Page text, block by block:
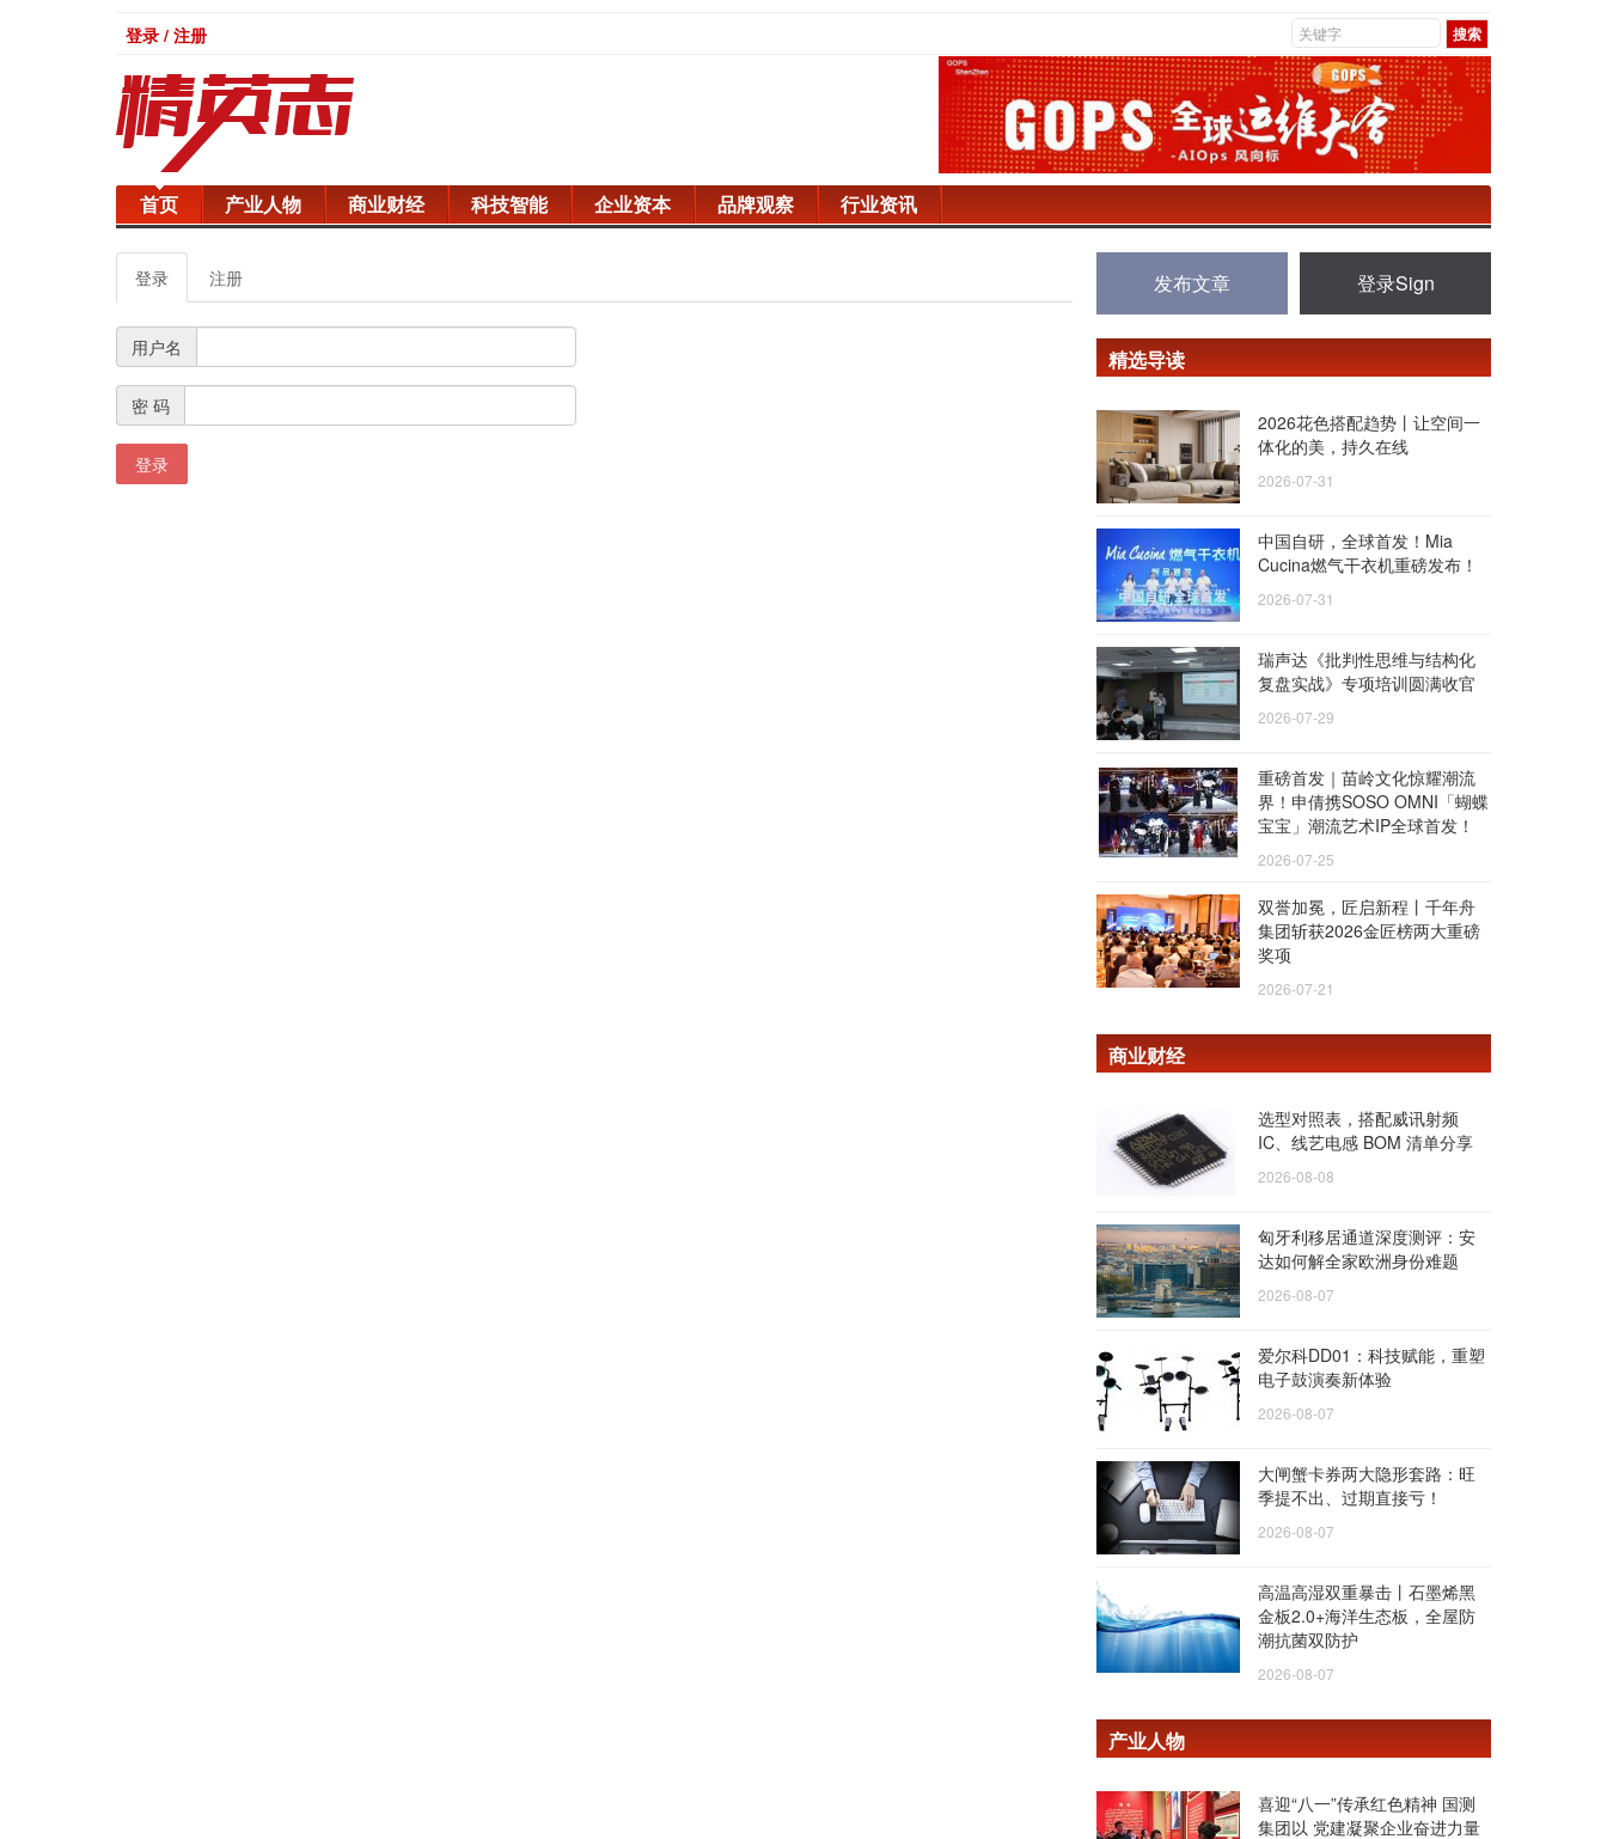
登录 / 注册
首页 产业人物 商业财经 科技智能 企业资本 品牌观察 行业资讯
登录 注册
用户名
密 码
登录
发布文章 登录Sign
精选导读
2026花色搭配趋势丨让空间一
体化的美，持久在线
2026-07-31
中国自研，全球首发！Mia
Cucina燃气干衣机重磅发布！
2026-07-31
瑞声达《批判性思维与结构化
复盘实战》专项培训圆满收官
2026-07-29
重磅首发｜苗岭文化惊耀潮流
界！申倩携SOSO OMNI「蝴蝶
宝宝」潮流艺术IP全球首发！
2026-07-25
双誉加冕，匠启新程丨千年舟
集团斩获2026金匠榜两大重磅
奖项
2026-07-21
商业财经
选型对照表，搭配威讯射频
IC、线艺电感 BOM 清单分享
2026-08-08
匈牙利移居通道深度测评：安
达如何解全家欧洲身份难题
2026-08-07
爱尔科DD01：科技赋能，重塑
电子鼓演奏新体验
2026-08-07
大闸蟹卡券两大隐形套路：旺
季提不出、过期直接亏！
2026-08-07
高温高湿双重暴击丨石墨烯黑
金板2.0+海洋生态板，全屋防
潮抗菌双防护
2026-08-07
产业人物
喜迎“八一”传承红色精神 国测
集团以 党建凝聚企业奋进力量